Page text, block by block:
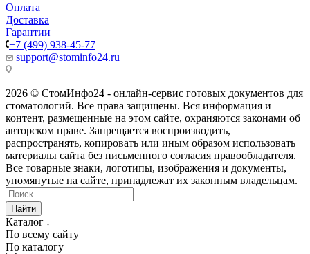
Оплата
Доставка
Гарантии
+7 (499) 938-45-77
support@stominfo24.ru
2026 © СтомИнфо24 - онлайн-сервис готовых документов для
стоматологий. Все права защищены. Вся информация и
контент, размещенные на этом сайте, охраняются законами об
авторском праве. Запрещается воспроизводить,
распространять, копировать или иным образом использовать
материалы сайта без письменного согласия правообладателя.
Все товарные знаки, логотипы, изображения и документы,
упомянутые на сайте, принадлежат их законным владельцам.
Найти
Каталог
По всему сайту
По каталогу